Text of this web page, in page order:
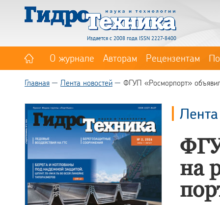
Издается с 2008 года. ISSN 2227-8400
О журнале Авторам Рецензентам
Главная Лента новостей ФГУП «Росморпорт»
на